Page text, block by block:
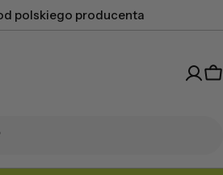
polskiego producenta